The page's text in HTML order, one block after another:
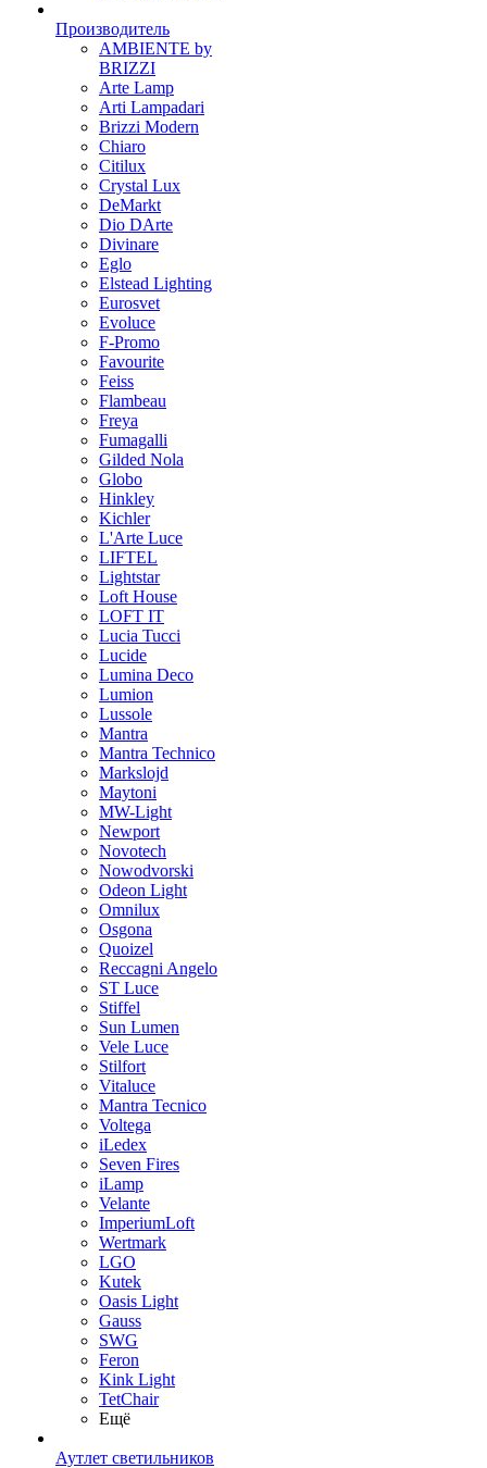
Производитель
AMBIENTE by
BRIZZI
Arte Lamp
Arti Lampadari
Brizzi Modern
Chiaro
Citilux
Crystal Lux
DeMarkt
Dio DArte
Divinare
Eglo
Elstead Lighting
Eurosvet
Evoluce
F-Promo
Favourite
Feiss
Flambeau
Freya
Fumagalli
Gilded Nola
Globo
Hinkley
Kichler
L'Arte Luce
LIFTEL
Lightstar
Loft House
LOFT IT
Lucia Tucci
Lucide
Lumina Deco
Lumion
Lussole
Mantra
Mantra Technico
Markslojd
Maytoni
MW-Light
Newport
Novotech
Nowodvorski
Odeon Light
Omnilux
Osgona
Quoizel
Reccagni Angelo
ST Luce
Stiffel
Sun Lumen
Vele Luce
Stilfort
Vitaluce
Mantra Tecnico
Voltega
iLedex
Seven Fires
iLamp
Velante
ImperiumLoft
Wertmark
LGO
Kutek
Oasis Light
Gauss
SWG
Feron
Kink Light
TetСhair
Ещё
Аутлет светильников